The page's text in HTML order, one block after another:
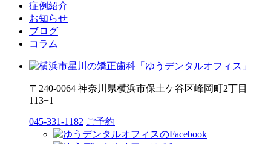
症例紹介
お知らせ
ブログ
コラム
〒240-0064 神奈川県横浜市保土ケ谷区峰岡町2丁目
113−1
045-331-1182 ご予約